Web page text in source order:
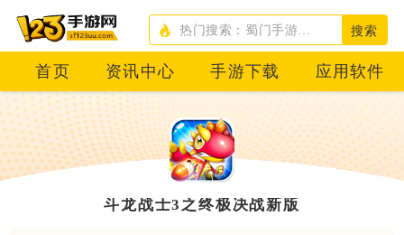
搜索
首页 资讯中心 手游下载 应用软件
斗龙战士3之终极决战新版